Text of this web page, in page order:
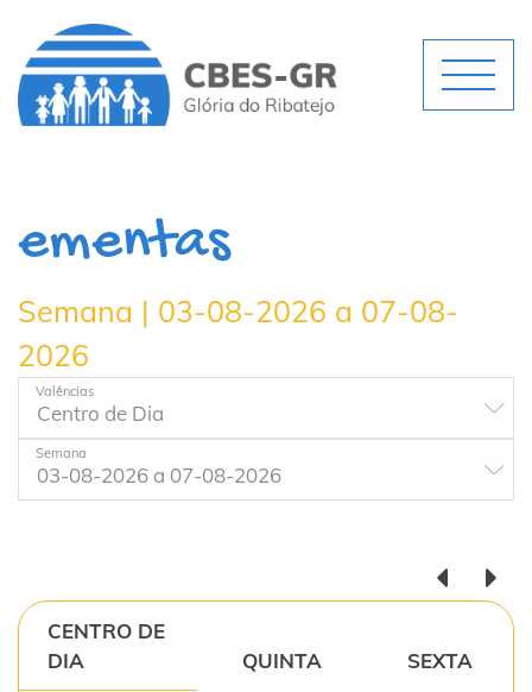
ementas
Semana | 03-08-2026 a 07-08-
2026
Valências
Semana
CENTRO DE
DIA
QUINTA SEXTA